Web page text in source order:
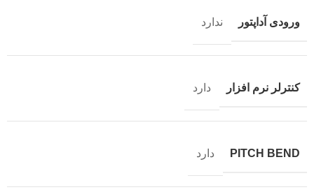
ورودی آداپتور ندارد
کنترلر نرم افزار دارد
PITCH BEND دارد